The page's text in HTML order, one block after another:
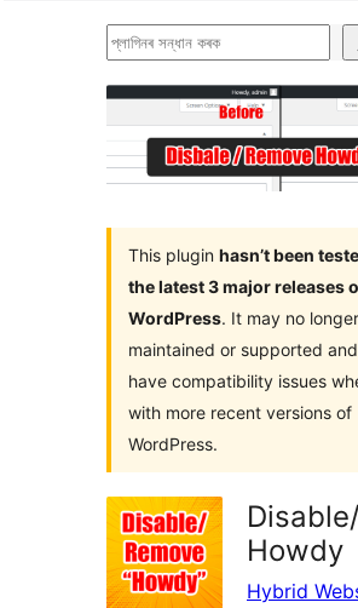
প্লাগিনৰ
This plugin hasn’t been
the latest 3 major releases
WordPress. It may no
maintained or supported
have compatibility issues
with more recent versions of
WordPress.
Howdy
Hybrid